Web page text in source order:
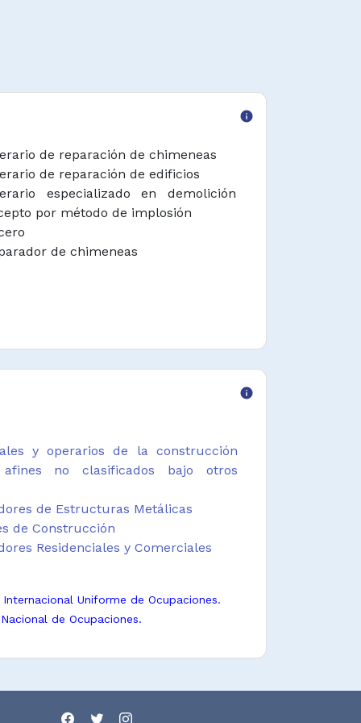
info
de reparación de chimeneas
de reparación de edificios
especializado en demolición
por método de implosión
de chimeneas
info
y operarios de la construcción
no clasificados bajo otros
de Estructuras Metálicas
de Construcción
Residenciales y Comerciales
Internacional Uniforme de Ocupaciones.
de Ocupaciones.